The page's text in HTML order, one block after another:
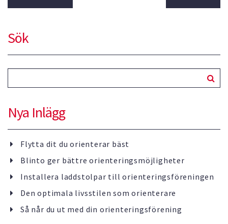
Sök
Nya Inlägg
Flytta dit du orienterar bäst
Blinto ger bättre orienteringsmöjligheter
Installera laddstolpar till orienteringsföreningen
Den optimala livsstilen som orienterare
Så når du ut med din orienteringsförening